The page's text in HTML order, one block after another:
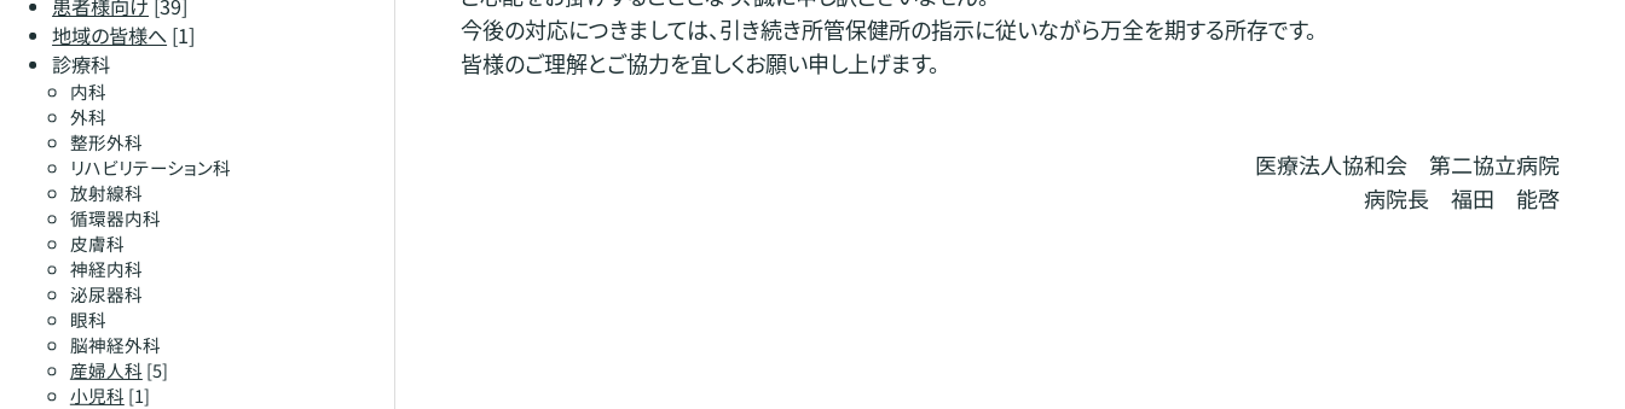
今後の対応につきましては、引き続き所管保健所の指示に従いながら万全を期する所存です。
皆様のご理解とご協力を宜しくお願い申し上げます。
医療法人協和会 第二協立病院
病院長 福田 能啓
地域の皆様へ [1]
診療科
内科
外科
整形外科
リハビリテーション科
放射線科
循環器内科
皮膚科
神経内科
泌尿器科
眼科
脳神経外科
産婦人科 [5]
小児科 [1]